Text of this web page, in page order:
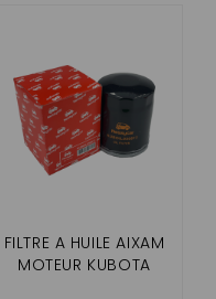
FILTRE A HUILE AIXAM
MOTEUR KUBOTA